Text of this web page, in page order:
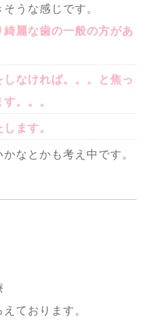
うな感じです。
麗な歯の一般の方があ
なければ。。。と焦っ
。。。
ます。
なとかも考え中です。
ております。